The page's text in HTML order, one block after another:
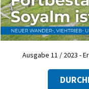
Ausgabe 11 / 2023 -